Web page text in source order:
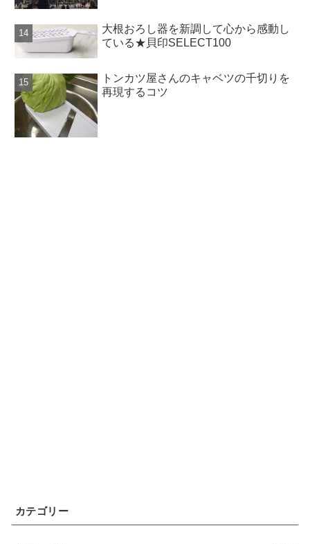
大根おろし器を新調して心から感動し
ている★貝印SELECT100
トンカツ屋さんのキャベツの千切りを
再現するコツ
カテゴリー